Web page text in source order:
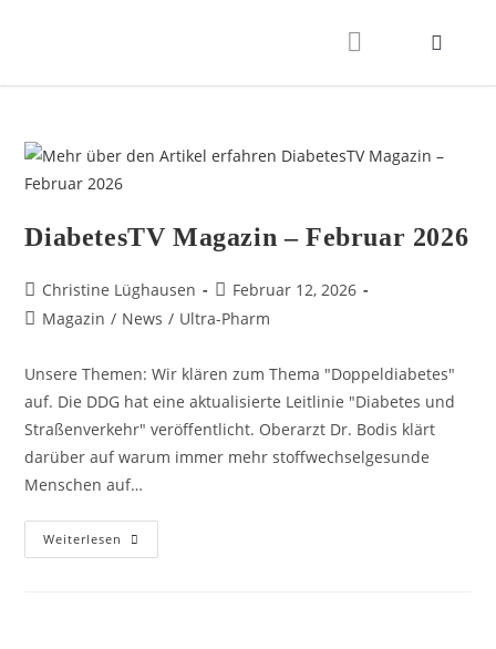
DiabetesTV Magazin – Februar 2026
Christine Lüghausen
Februar 12, 2026
Magazin / News / Ultra-Pharm
Unsere Themen: Wir klären zum Thema "Doppeldiabetes"
auf. Die DDG hat eine aktualisierte Leitlinie "Diabetes und
Straßenverkehr" veröffentlicht. Oberarzt Dr. Bodis klärt
darüber auf warum immer mehr stoffwechselgesunde
Menschen auf…
Weiterlesen